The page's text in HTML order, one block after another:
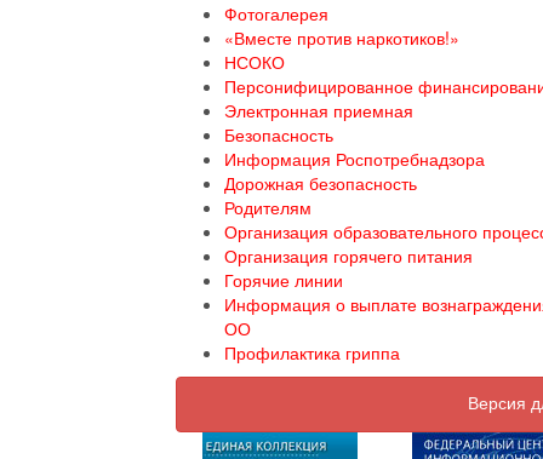
Фотогалерея
«Вместе против наркотиков!»
НСОКО
Персонифицированное
Электронная приемная
Безопасность
Информация Роспотребнадзора
Дорожная безопасность
Родителям
Организация образовательного
Организация горячего питания
Горячие линии
Информация о выплате
ОО
Профилактика гриппа
Версия